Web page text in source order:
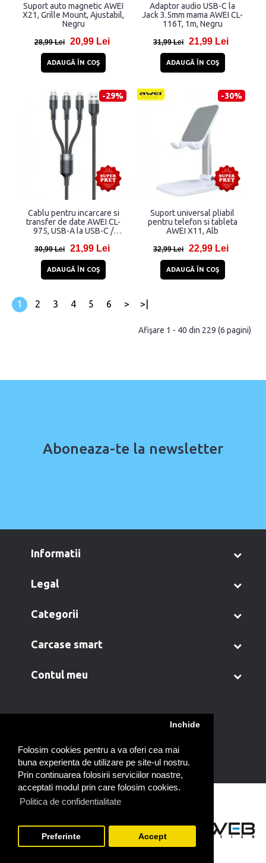
Folosim cookies pentru a va oferi cea mai
buna experienta de utilizare pe site-ul nostru.
Prin continuarea folosirii serviciilor noastre,
acceptati modul prin care folosim cookies.
Politica de confidentialitate
Inchide
Preferinte Accept
Suport auto magnetic AWEI
X21, Grille Mount, Ajustabil,
Negru
28,99 Lei 20,99 Lei
ADAUGĂ ÎN COŞ
Adaptor audio USB-C la
Jack 3.5mm mama AWEI CL-
116T, 1m, Negru
31,99 Lei 21,99 Lei
ADAUGĂ ÎN COŞ
-29%
Cablu pentru incarcare si
transfer de date AWEI CL-
975, USB-A la USB-C /
100W, 5A, 480Mbps, 1.2m,
30,99 Lei 21,99 Lei
ADAUGĂ ÎN COŞ
-30%
Suport universal pliabil
pentru telefon si tableta
AWEI X11, Alb
32,99 Lei 22,99 Lei
ADAUGĂ ÎN COŞ
1 2 3 4 5 6 > >|
Afişare 1 - 40 din 229 (6 pagini)
Aboneaza-te la newsletter
informatii
legal
categorii
carcase smart
contul meu